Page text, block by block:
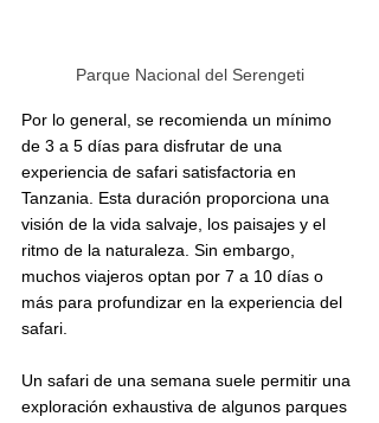
Parque Nacional del Serengeti
Por lo general, se recomienda un mínimo
de 3 a 5 días para disfrutar de una
experiencia de safari satisfactoria en
Tanzania. Esta duración proporciona una
visión de la vida salvaje, los paisajes y el
ritmo de la naturaleza. Sin embargo,
muchos viajeros optan por 7 a 10 días o
más para profundizar en la experiencia del
safari.
Un safari de una semana suele permitir una
exploración exhaustiva de algunos parques